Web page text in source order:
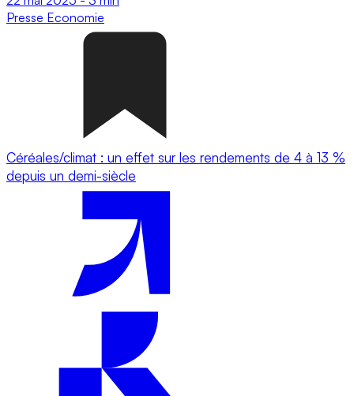
Presse Economie
Céréales/climat : un effet sur les rendements de 4 à 13 %
depuis un demi-siècle